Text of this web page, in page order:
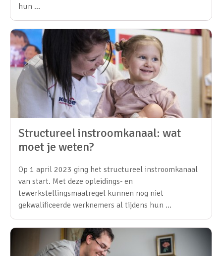
hun …
Structureel instroomkanaal: wat
moet je weten?
Op 1 april 2023 ging het structureel instroomkanaal
van start. Met deze opleidings- en
tewerkstellingsmaatregel kunnen nog niet
gekwalificeerde werknemers al tijdens hun …